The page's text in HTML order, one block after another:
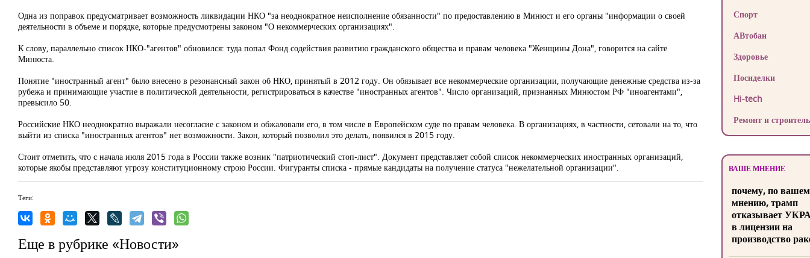
Одна из поправок предусматривает возможность ликвидации НКО "за неоднократное неисполнение обязанности" по предоставлению в Минюст и его органы "информации о своей
деятельности в объеме и порядке, которые предусмотрены законом "О некоммерческих организациях".
К слову, параллельно список НКО-"агентов" обновился: туда попал Фонд содействия развитию гражданского общества и правам человека "Женщины Дона", говорится на сайте
Минюста.
Понятие "иностранный агент" было внесено в резонансный закон об НКО, принятый в 2012 году. Он обязывает все некоммерческие организации, получающие денежные средства из-за
рубежа и принимающие участие в политической деятельности, регистрироваться в качестве "иностранных агентов". Число организаций, признанных Минюстом РФ "иноагентами",
превысило 50.
Российские НКО неоднократно выражали несогласие с законом и обжаловали его, в том числе в Европейском суде по правам человека. В организациях, в частности, сетовали на то, что
выйти из списка "иностранных агентов" нет возможности. Закон, который позволил это делать, появился в 2015 году.
Стоит отметить, что с начала июля 2015 года в России также возник "патриотический стоп-лист". Документ представляет собой список некоммерческих иностранных организаций,
которые якобы представляют угрозу конституционному строю России. Фигуранты списка - прямые кандидаты на получение статуса "нежелательной организации".
Теги:
Еще в рубрике «Новости»
Спорт
АВтобан
Здоровье
Посиделки
Hi-tech
Ремонт и
ВАШЕ МНЕНИЕ
почему, по
мнению, трамп
отказывает
в лицензии на
производство